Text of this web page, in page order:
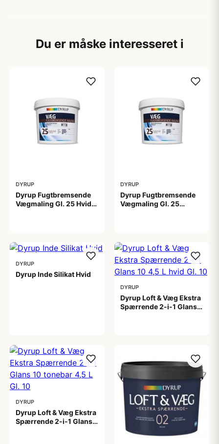
Du er måske interesseret i
DYRUP
Dyrup Fugtbremsende
Vægmaling Gl. 25 Hvid
DYRUP
Dyrup Fugtbremsende
Vægmaling Gl. 25
DYRUP
Dyrup Inde Silikat Hvid
DYRUP
Dyrup Loft & Væg Ekstra
Spærrende 2-i-1 Glans
DYRUP
Dyrup Loft & Væg Ekstra
Spærrende 2-i-1 Glans